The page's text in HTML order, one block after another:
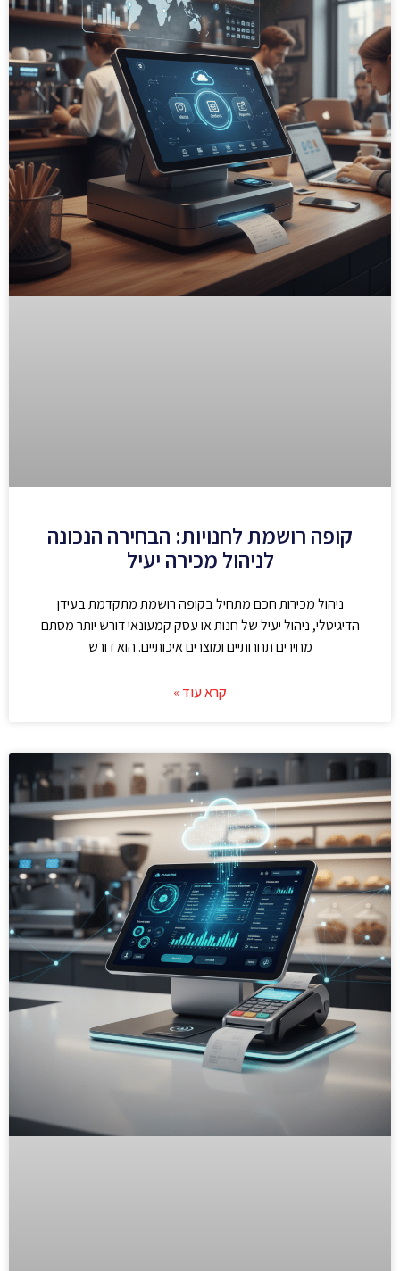
קופה רושמת לחנויות: הבחירה הנכונה
לניהול מכירה יעיל
ניהול מכירות חכם מתחיל בקופה רושמת מתקדמת בעידן
הדיגיטלי, ניהול יעיל של חנות או עסק קמעונאי דורש יותר מסתם
מחירים תחרותיים ומוצרים איכותיים. הוא דורש
קרא עוד »